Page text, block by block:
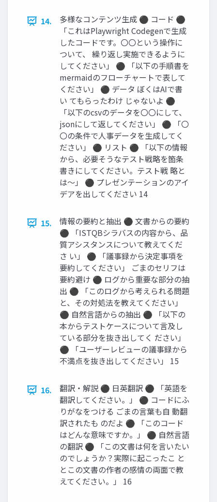
14.
多様なコンテンツ生成 ⚫ コード ⚫
「これはPlaywright Codegenで生成
したコードです。〇〇という操作に
ついて、 繰り返し実施できるように
してください」 ⚫ 「以下の手順書を
mermaidのフローチャートで表して
ください」 ⚫ データ ぼくはAIで書
い てもらったわけ じゃないよ ⚫
「以下のcsvのデータを〇〇にして、
jsonにして返してください」 ⚫ 「〇
〇の条件で人事データを生成してく
ださい」 ⚫ リスト ⚫ 「以下の情報
から、必要そうなテスト戦略を箇条
書きにしてください。テスト戦 略と
は〜」 ⚫ プレゼンテーションのアイ
デアを出してください 14
15.
情報の要約と抽出 ⚫ 文書からの要約
⚫ 「ISTQBシラバスの内容から、品
質アシスタンスについて教えてくだ
さ い」 ⚫ 「議事録から決定事項を
要約してください」 ごまのセリフは
要約避け ⚫ ログから重要な部分の抽
出 ⚫ 「このログから考えられる問題
と、その対処法を教えてください」
⚫ 自然言語からの抽出 ⚫ 「以下の
本からテストケースについて言及し
ている部分を抜き出してく ださい」
⚫ 「ユーザーレビューの議事録から
不満点を抜き出してください」 15
16.
翻訳・解説 ⚫ 日英翻訳 ⚫ 「英語を
翻訳してください。」 ⚫ コードにふ
りがなをつける ごまの言葉も自 動翻
訳されたも のだよ ⚫ 「このコード
はどんな意味ですか。」 ⚫ 自然言語
の翻訳 ⚫ 「この文書は何を言いたい
のでしょうか？実際に起こったこ と
とこの文書の作者の感情の両面で教
えてください。」 16